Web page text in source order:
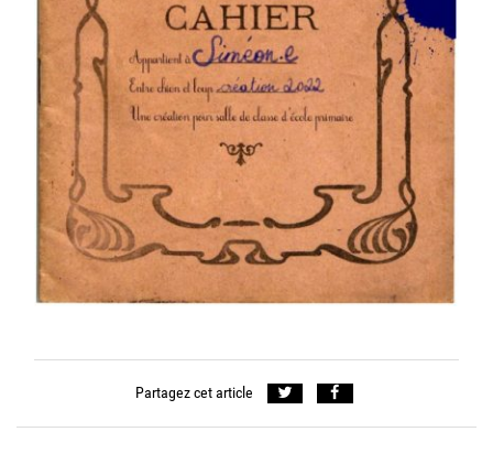
Partagez cet article